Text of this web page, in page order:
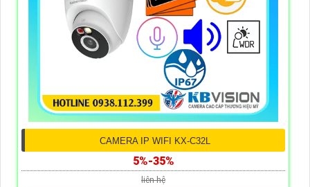
CAMERA IP WIFI KX-C32L
5%-35%
liên hệ